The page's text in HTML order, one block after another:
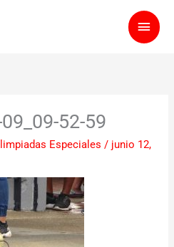
52-59
Especiales/ junio 12,